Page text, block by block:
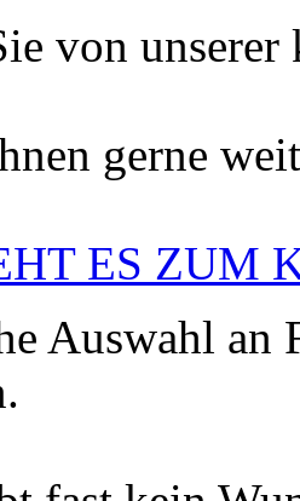
von unserer
gerne
ES ZUM
Auswahl an